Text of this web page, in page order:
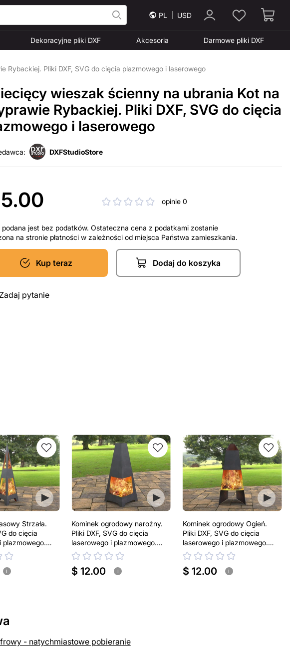
PL USD
Dekoracyjne pliki DXF Akcesoria Darmowe pliki DXF
Rybackiej. Pliki DXF, SVG do cięcia plazmowego i laserowego
wieszak ścienny na ubrania Kot na
Rybackiej. Pliki DXF, SVG do cięcia
i laserowego
DXFStudioStore
opinie 0
podana jest bez podatków. Ostateczna cena z podatkami zostanie
na stronie płatności w zależności od miejsca Państwa zamieszkania.
Kup teraz Dodaj do koszyka
pytanie
Strzała.
do cięcia
plazmowego.
i
Kominek ogrodowy narożny.
Pliki DXF, SVG do cięcia
laserowego i plazmowego.
Kominek tarasowy
$ 12.00 i
Kominek ogrodowy Ogień.
Pliki DXF, SVG do cięcia
laserowego i plazmowego.
Palenisko w kształcie piramidy
$ 12.00 i
- natychmiastowe pobieranie